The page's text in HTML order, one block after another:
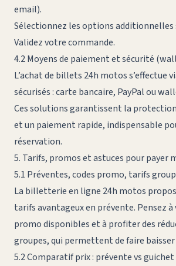
email).
Sélectionnez les options additionnelles
Validez votre commande.
4.2 Moyens de paiement et sécurité
L’achat de billets 24h motos s’effectue
sécurisés : carte bancaire, PayPal ou
Ces solutions garantissent la protection
et un paiement rapide, indispensable
réservation.
5. Tarifs, promos et astuces pour payer
5.1 Préventes, codes promo, tarifs
La billetterie en ligne 24h motos
tarifs avantageux en prévente. Pensez à
promo disponibles et à profiter des
groupes, qui permettent de faire
5.2 Comparatif prix : prévente vs guichet